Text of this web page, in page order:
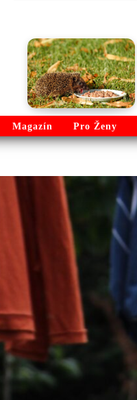
Magazín Pro Ženy